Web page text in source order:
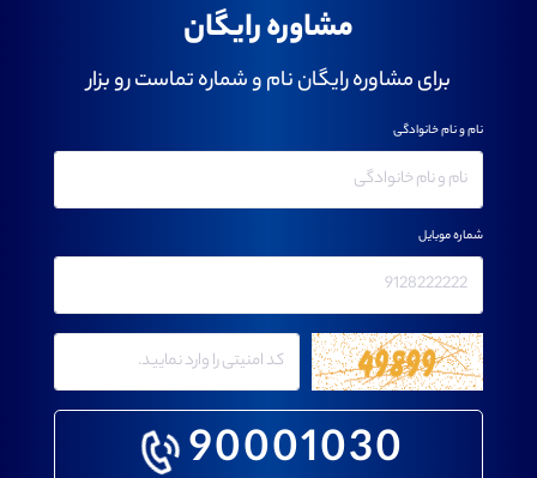
مشاوره رایگان
برای مشاوره رایگان نام و شماره تماست رو بزار
90001030
نام و نام خانوادگی
شماره موبایل